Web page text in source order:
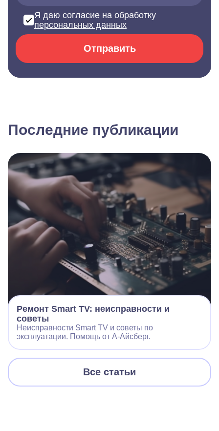
Я даю согласие на обработку
персональных данных
Отправить
Последние публикации
Ремонт Smart TV: неисправности и
советы
Неисправности Smart TV и советы по
эксплуатации. Помощь от А-Айсберг.
Все статьи